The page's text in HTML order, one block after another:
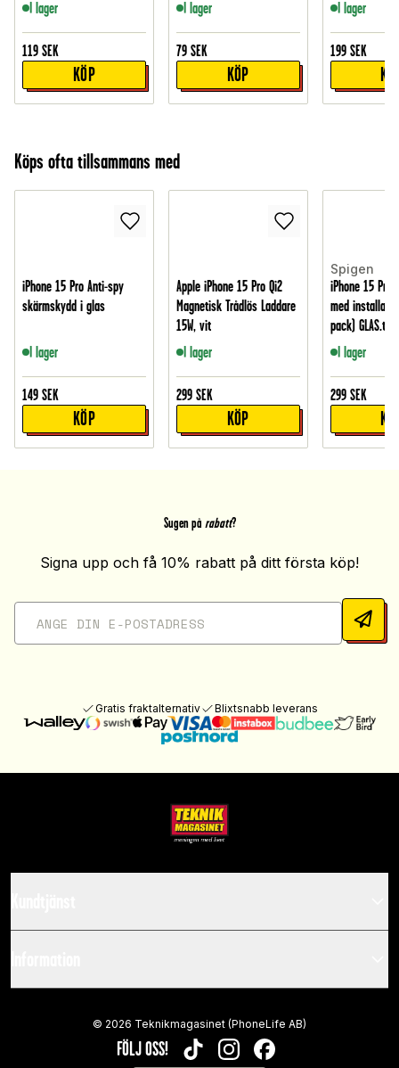
I lager
119 SEK
KÖP
I lager
79 SEK
KÖP
I lager
199 SEK
Köps ofta tillsammans med
iPhone 15 Pro Anti-spy
skärmskydd i glas
I lager
149 SEK
KÖP
Apple iPhone 15 Pro Qi2
Magnetisk Trådlös Laddare
15W, vit
I lager
299 SEK
KÖP
Spigen
iPhone 15 Pro
med
pack) GLAS.tR
I lager
299 SEK
Sugen på rabatt?
Signa upp och få 10% rabatt på ditt första köp!
Gratis fraktalternativ Blixtsnabb leverans
FÖLJ OSS! TIKTOKINSTAGRAMFACEBOOK
© 2026 Teknikmagasinet (PhoneLife AB)